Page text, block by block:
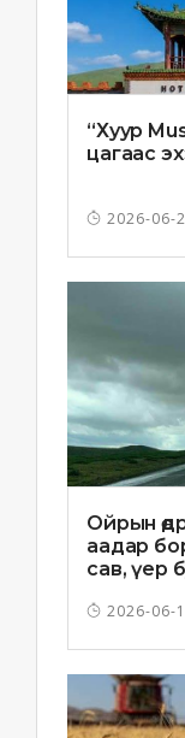
“Хуур
цагаас
2026-06-
Ойрын
аадар
сав, үер
2026-06-